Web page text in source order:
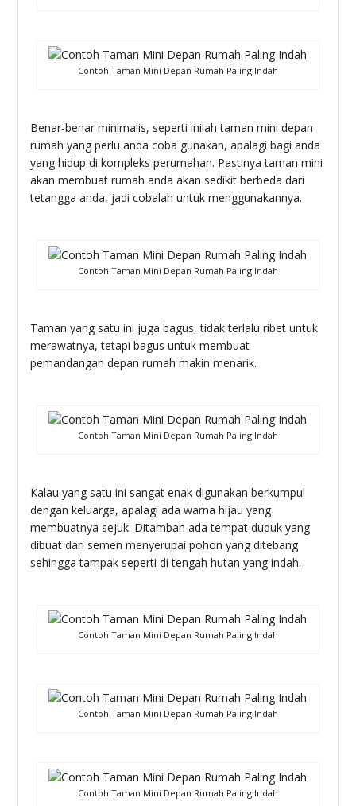
Contoh Taman Mini Depan Rumah Paling Indah
Benar-benar minimalis, seperti inilah taman mini depan
rumah yang perlu anda coba gunakan, apalagi bagi anda
yang hidup di kompleks perumahan. Pastinya taman mini
akan membuat rumah anda akan sedikit berbeda dari
tetangga anda, jadi cobalah untuk menggunakannya.
Contoh Taman Mini Depan Rumah Paling Indah
Taman yang satu ini juga bagus, tidak terlalu ribet untuk
merawatnya, tetapi bagus untuk membuat
pemandangan depan rumah makin menarik.
Contoh Taman Mini Depan Rumah Paling Indah
Kalau yang satu ini sangat enak digunakan berkumpul
dengan keluarga, apalagi ada warna hijau yang
membuatnya sejuk. Ditambah ada tempat duduk yang
dibuat dari semen menyerupai pohon yang ditebang
sehingga tampak seperti di tengah hutan yang indah.
Contoh Taman Mini Depan Rumah Paling Indah
Contoh Taman Mini Depan Rumah Paling Indah
Contoh Taman Mini Depan Rumah Paling Indah